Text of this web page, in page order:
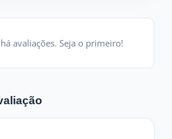
avaliações. Seja o primeiro!